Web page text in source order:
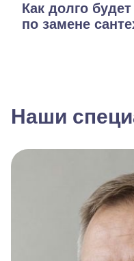
Как долго
по замене
Наши